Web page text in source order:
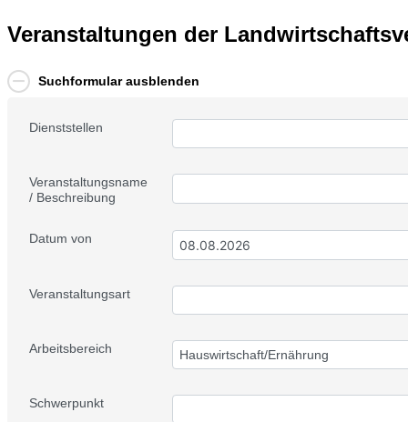
Veranstaltungen der
Suchformular ausblenden
Dienststellen
Veranstaltungsname
/ Beschreibung
Datum von
Veranstaltungsart
Arbeitsbereich Hauswirtschaft/Ernährung
Schwerpunkt